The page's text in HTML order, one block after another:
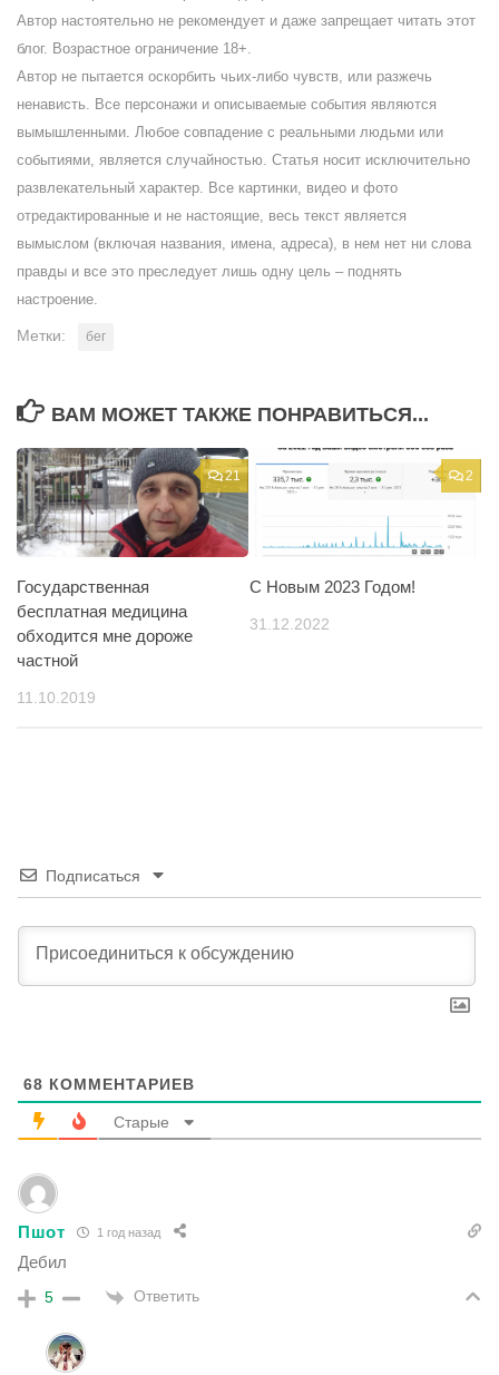
Автор настоятельно не рекомендует и даже запрещает читать этот
блог. Возрастное ограничение 18+.
Автор не пытается оскорбить чьих-либо чувств, или разжечь
ненависть. Все персонажи и описываемые события являются
вымышленными. Любое совпадение с реальными людьми или
событиями, является случайностью. Статья носит исключительно
развлекательный характер. Все картинки, видео и фото
отредактированные и не настоящие, весь текст является
вымыслом (включая названия, имена, адреса), в нем нет ни слова
правды и все это преследует лишь одну цель – поднять
настроение.
Метки: бег
ВАМ МОЖЕТ ТАКЖЕ ПОНРАВИТЬСЯ...
21
Государственная
бесплатная медицина
обходится мне дороже
частной
11.10.2019
2
С Новым 2023 Годом!
31.12.2022
Подписаться
68 КОММЕНТАРИЕВ
Старые
Пшот 1 год назад
Дебил
5 Ответить